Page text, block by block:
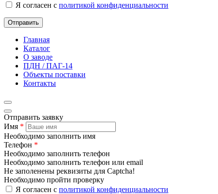
Я согласен с политикой конфиденциальности
Отправить
Главная
Каталог
О заводе
ПДН / ПАГ-14
Объекты поставки
Контакты
Отправить заявку
Имя *
Необходимо заполнить имя
Телефон *
Необходимо заполнить телефон
Необходимо заполнить телефон или email
Не заполенены реквизиты для Captcha!
Необходимо пройти проверку
Я согласен с политикой конфиденциальности